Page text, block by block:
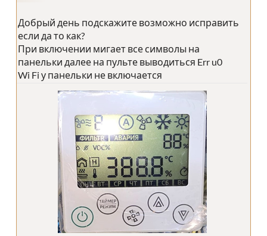
Добрый день подскажите возможно исправить
если да то как?
При включении мигает все символы на
панельки далее на пульте выводиться Err u0
Wi Fi у панельки не включается